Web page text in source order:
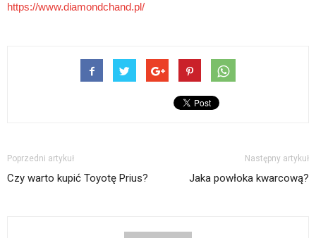
https://www.diamondchand.pl/
Poprzedni artykuł
Czy warto kupić Toyotę Prius?
Następny artykuł
Jaka powłoka kwarcową?